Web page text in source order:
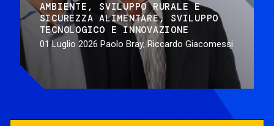
AMBIENTE
SVILUPPO RURALE E
SICUREZZA ALIMENTARE
SVILUPPO
TECNOLOGICO E INNOVAZIONE
01 Luglio 2026 Paolo Bray, Riccardo Giacomessi